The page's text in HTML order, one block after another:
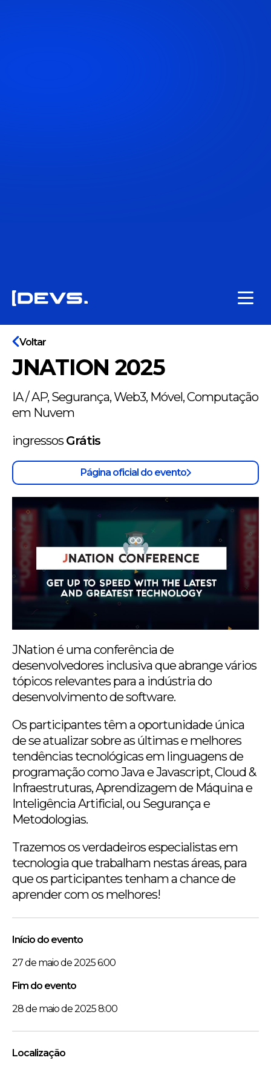
Voltar
JNATION 2025
IA / AP, Segurança, Web3, Móvel, Computação
em Nuvem
ingressos Grátis
Página oficial do evento
JNation é uma conferência de
desenvolvedores inclusiva que abrange vários
tópicos relevantes para a indústria do
desenvolvimento de software.
Os participantes têm a oportunidade única
de se atualizar sobre as últimas e melhores
tendências tecnológicas em linguagens de
programação como Java e Javascript, Cloud &
Infraestruturas, Aprendizagem de Máquina e
Inteligência Artificial, ou Segurança e
Metodologias.
Trazemos os verdadeiros especialistas em
tecnologia que trabalham nestas áreas, para
que os participantes tenham a chance de
aprender com os melhores!
Início do evento
27 de maio de 2025 6:00
Fim do evento
28 de maio de 2025 8:00
Localização